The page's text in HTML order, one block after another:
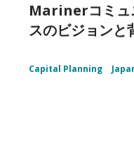
Marinerコミュ
スのビジョンと
Capital Planning